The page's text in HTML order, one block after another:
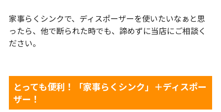
家事らくシンクで、ディスポーザーを使いたいなぁと思
ったら、他で断られた時でも、諦めずに当店にご相談く
ださい。
とっても便利！「家事らくシンク」＋ディスポー
ザー！